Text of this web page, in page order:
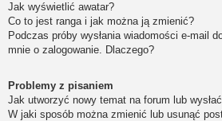
Jak wyświetlić awatar?
Co to jest ranga i jak można ją zmienić?
Podczas próby wysłania wiadomości e-mail
mnie o zalogowanie. Dlaczego?
Problemy z pisaniem
Jak utworzyć nowy temat na forum lub
W jaki sposób można zmienić lub usunąć